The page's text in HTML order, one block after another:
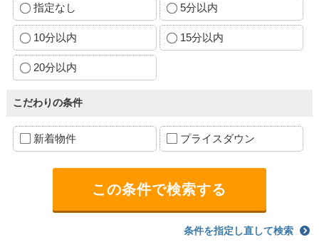
指定なし 5分以内
10分以内 15分以内
20分以内
こだわりの条件
新着物件 プライスダウン
条件を指定し直して検索